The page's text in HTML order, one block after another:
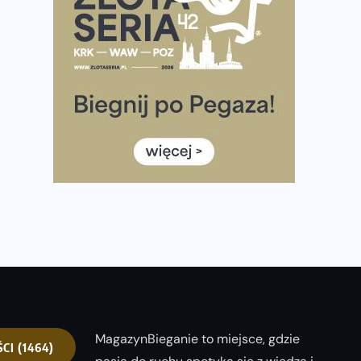
półmaratonem
Już w tę sobotę 35. Bieg Powstania Warszawskiego.
Wystartuje rekordowa liczba uczestników
poradnik przed startem
Ile razy w tygodniu biegać? 3 treningi wystarczą? Jak
często biegać, żeby robić postępy
Już w ten weekend! Przed nami Nocny Portowy
(1464)
MagazynBieganie to miejsce, gdzie